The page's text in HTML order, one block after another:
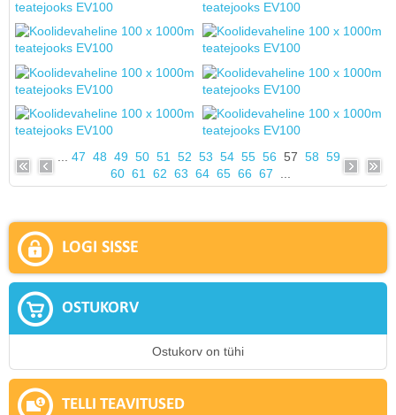
47 48 49 50 51 52 53 54 55 56 57 58 59
60 61 62 63 64 65 66 67
LOGI SISSE
OSTUKORV
Ostukorv on tühi
TELLI TEAVITUSED